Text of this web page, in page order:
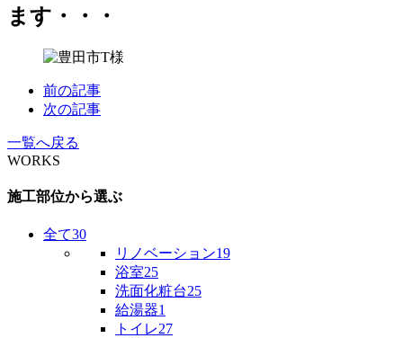
ます・・・
前の記事
次の記事
一覧へ戻る
WORKS
施工部位から選ぶ
全て30
リノベーション19
浴室25
洗面化粧台25
給湯器1
トイレ27